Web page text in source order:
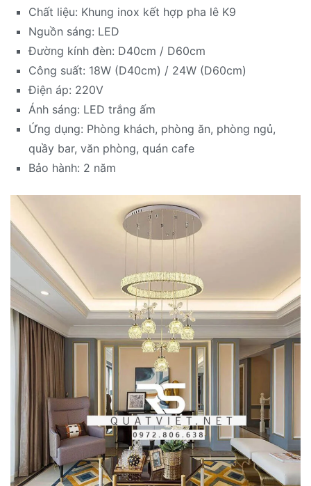
Chất liệu: Khung inox kết hợp pha lê K9
Nguồn sáng: LED
Đường kính đèn: D40cm / D60cm
Công suất: 18W (D40cm) / 24W (D60cm)
Điện áp: 220V
Ánh sáng: LED trắng ấm
Ứng dụng: Phòng khách, phòng ăn, phòng ngủ,
quầy bar, văn phòng, quán cafe
Bảo hành: 2 năm